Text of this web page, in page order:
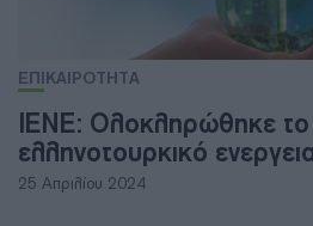
ΕΠΙΚΑΙΡΟΤΗΤΑ
ΙΕΝΕ: Ολοκληρώθηκε
ελληνοτουρκικό
25 Απριλίου 2024